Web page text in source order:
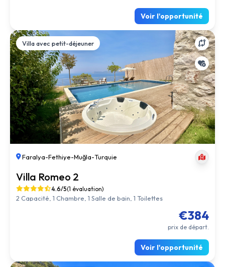
Voir l'opportunité
Villa avec petit-déjeuner
Faralya-Fethiye-Muğla-Turquie
Villa Romeo 2
4.6/5(1 évaluation)
2 Capacité, 1 Chambre, 1 Salle de bain, 1 Toilettes
€384
prix de départ.
Voir l'opportunité